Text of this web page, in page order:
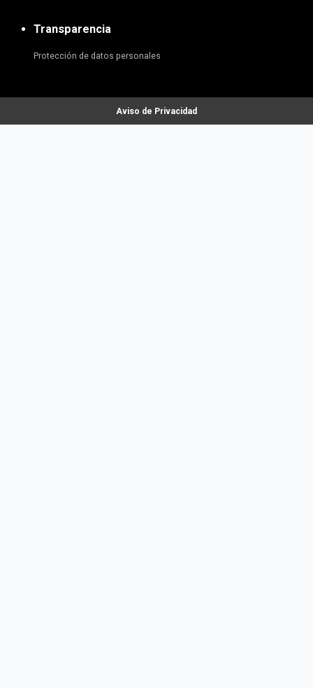
Transparencia
Protección de datos personales
Aviso de Privacidad